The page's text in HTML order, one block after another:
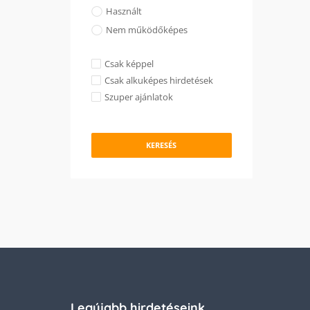
Használt
Nem működőképes
Csak képpel
Csak alkuképes hirdetések
Szuper ajánlatok
KERESÉS